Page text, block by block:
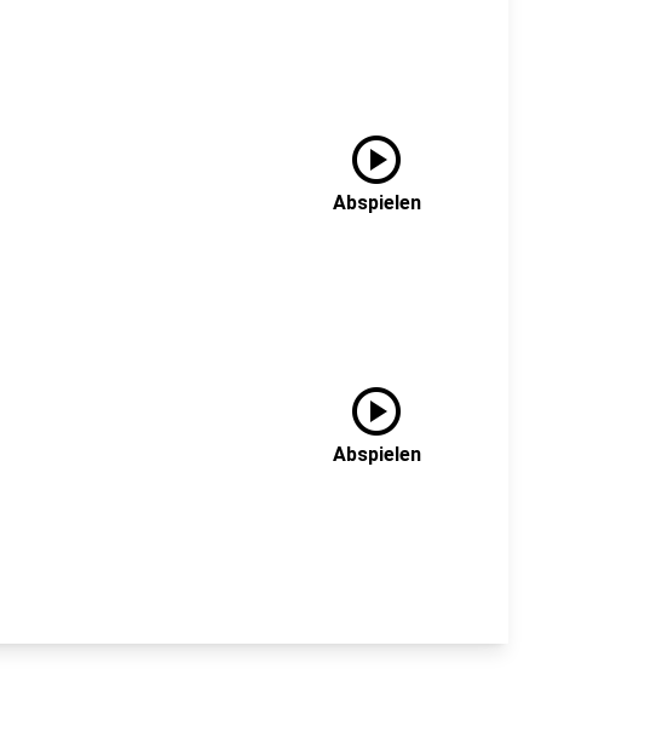
play_circle
Abspielen
play_circle
Abspielen